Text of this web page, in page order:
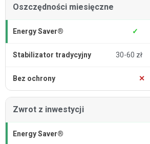
Oszczędności miesięczne
✓
30-60 zł
✕
Zwrot z inwestycji